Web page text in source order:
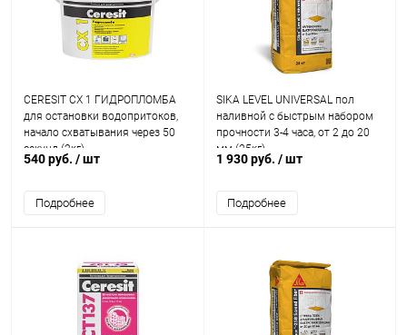
CERESIT CX 1 ГИДРОПЛОМБА
для остановки водопритоков,
начало схватывания через 50
секунд (2кг)
540 руб. / шт
Подробнее
SIKA LEVEL UNIVERSAL пол
наливной с быстрым набором
прочности 3-4 часа, от 2 до 20
мм (25кг)
1 930 руб. / шт
Подробнее